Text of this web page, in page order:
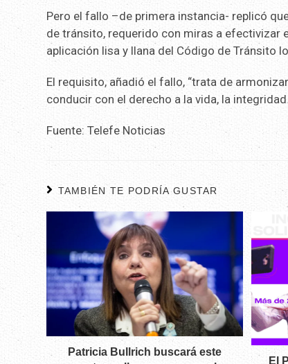
Pero el fallo –de primera instancia- replicó
de tránsito, requerido con miras a efectivizar
aplicación lisa y llana del Código de Tránsito
El requisito, añadió el fallo, “trata de
conducir con el derecho a la vida, la
Fuente: Telefe Noticias
TAMBIÉN TE PODRÍA GUSTAR
Patricia Bullrich buscará este
El